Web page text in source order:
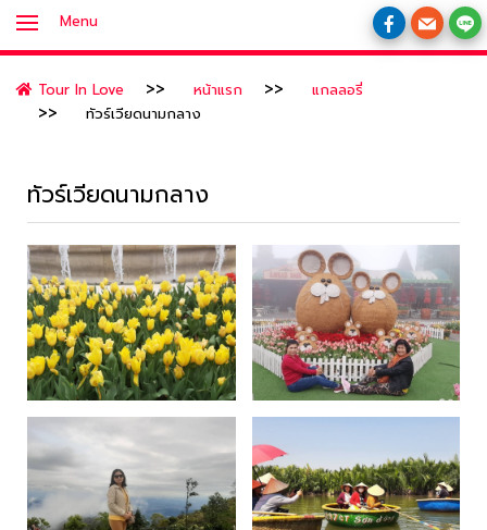
Menu
Tour In Love หน้าแรก
แกลลอรี่
ทัวร์เวียดนามกลาง
ทัวร์เวียดนามกลาง